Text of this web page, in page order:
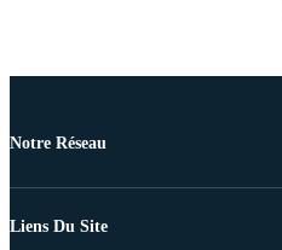
Notre Réseau
Liens Du Site